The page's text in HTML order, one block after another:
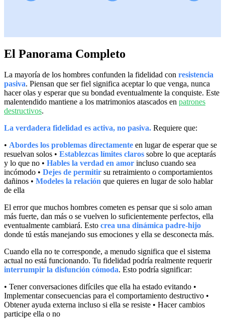
El Panorama Completo
La mayoría de los hombres confunden la fidelidad con resistencia
pasiva. Piensan que ser fiel significa aceptar lo que venga, nunca
hacer olas y esperar que su bondad eventualmente la conquiste. Este
malentendido mantiene a los matrimonios atascados en patrones
destructivos.
La verdadera fidelidad es activa, no pasiva. Requiere que:
• Abordes los problemas directamente en lugar de esperar que se
resuelvan solos • Establezcas límites claros sobre lo que aceptarás
y lo que no • Hables la verdad en amor incluso cuando sea
incómodo • Dejes de permitir su retraimiento o comportamientos
dañinos • Modeles la relación que quieres en lugar de solo hablar
de ella
El error que muchos hombres cometen es pensar que si solo aman
más fuerte, dan más o se vuelven lo suficientemente perfectos, ella
eventualmente cambiará. Esto crea una dinámica padre-hijo
donde tú estás manejando sus emociones y ella se desconecta más.
Cuando ella no te corresponde, a menudo significa que el sistema
actual no está funcionando. Tu fidelidad podría realmente requerir
interrumpir la disfunción cómoda. Esto podría significar:
• Tener conversaciones difíciles que ella ha estado evitando •
Implementar consecuencias para el comportamiento destructivo •
Obtener ayuda externa incluso si ella se resiste • Hacer cambios
participe ella o no